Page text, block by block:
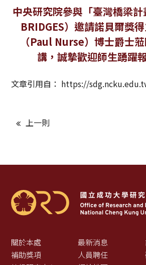
法規修訂
補助獎項
獲獎名單
活動訊息
最新消息
中央研究院參與「臺灣橋梁
BRIDGES）邀請諾貝爾獎
（Paul Nurse）博士爵士
講，誠摯歡迎師生踴躍
文章引用自： https://
上一則
關於本處 最新消息
補助獎項
人員聘任